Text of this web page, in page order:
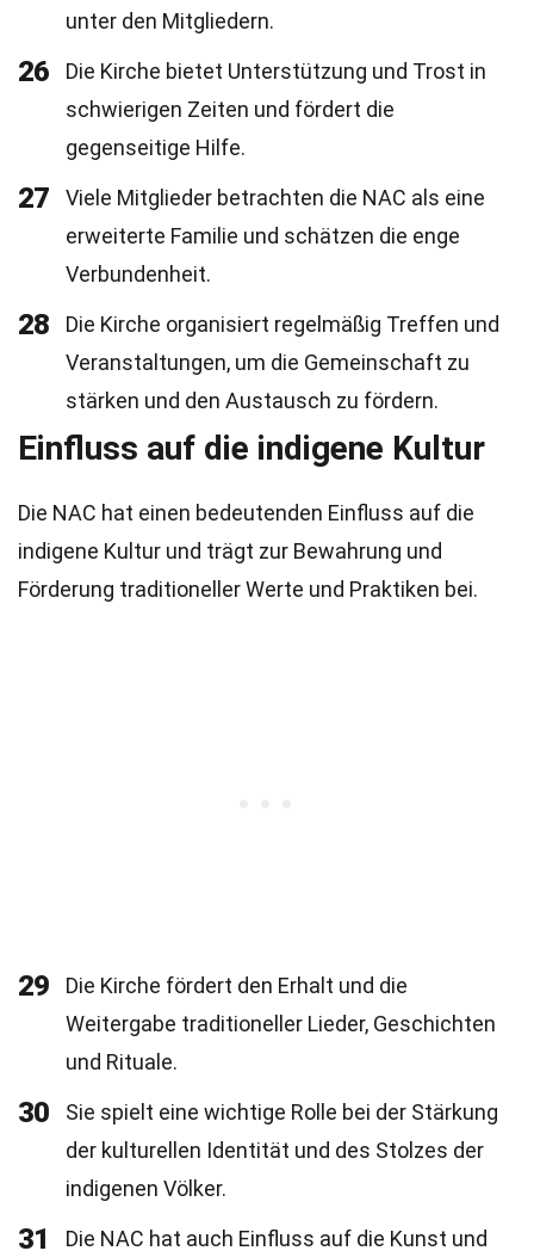
unter den Mitgliedern.
26
Die Kirche bietet Unterstützung und Trost in
schwierigen Zeiten und fördert die
gegenseitige Hilfe.
27
Viele Mitglieder betrachten die NAC als eine
erweiterte Familie und schätzen die enge
Verbundenheit.
28
Die Kirche organisiert regelmäßig Treffen und
Veranstaltungen, um die Gemeinschaft zu
stärken und den Austausch zu fördern.
Einfluss auf die indigene Kultur
Die NAC hat einen bedeutenden Einfluss auf die
indigene Kultur und trägt zur Bewahrung und
Förderung traditioneller Werte und Praktiken bei.
29
Die Kirche fördert den Erhalt und die
Weitergabe traditioneller Lieder, Geschichten
und Rituale.
30
Sie spielt eine wichtige Rolle bei der Stärkung
der kulturellen Identität und des Stolzes der
indigenen Völker.
31
Die NAC hat auch Einfluss auf die Kunst und